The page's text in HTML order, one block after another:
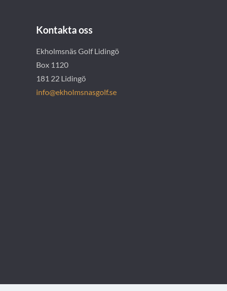
Kontakta oss
Ekholmsnäs Golf Lidingö
Box 1120
181 22 Lidingö
info@ekholmsnasgolf.se